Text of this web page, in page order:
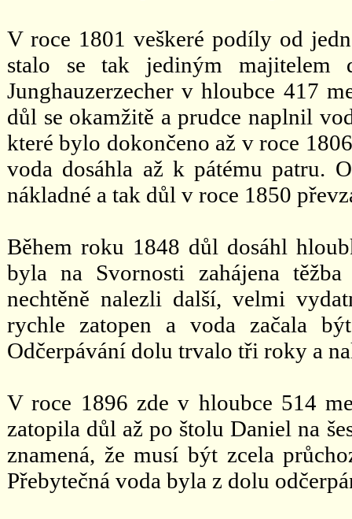
V roce 1801 veškeré podíly od
stalo se tak jediným
Junghauzerzecher v hloubce 417
důl se okamžitě a prudce naplnil
které bylo dokončeno až v roce
voda dosáhla až k pátému patru.
nákladné a tak důl v roce 1850
Během roku 1848 důl dosáhl
byla na Svornosti zahájena
nechtěně nalezli další, velmi
rychle zatopen a voda začala
Odčerpávání dolu trvalo tři roky a
V roce 1896 zde v hloubce 514
zatopila důl až po štolu Daniel na
znamená, že musí být zcela
Přebytečná voda byla z dolu